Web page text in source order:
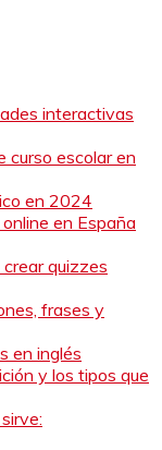
interactivas
curso escolar en
en 2024
en España
quizzes
frases y
en inglés
y los tipos que